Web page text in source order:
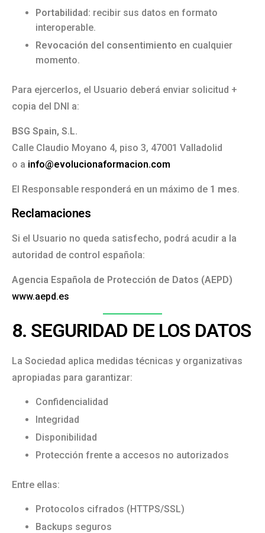
Portabilidad: recibir sus datos en formato
interoperable.
Revocación del consentimiento en cualquier
momento.
Para ejercerlos, el Usuario deberá enviar solicitud +
copia del DNI a:
BSG Spain, S.L.
Calle Claudio Moyano 4, piso 3, 47001 Valladolid
o a info@evolucionaformacion.com
El Responsable responderá en un máximo de 1 mes.
Reclamaciones
Si el Usuario no queda satisfecho, podrá acudir a la
autoridad de control española:
Agencia Española de Protección de Datos (AEPD)
www.aepd.es
8. SEGURIDAD DE LOS DATOS
La Sociedad aplica medidas técnicas y organizativas
apropiadas para garantizar:
Confidencialidad
Integridad
Disponibilidad
Protección frente a accesos no autorizados
Entre ellas:
Protocolos cifrados (HTTPS/SSL)
Backups seguros